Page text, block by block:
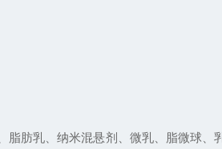
乳、纳米混悬剂、微乳、脂微球、